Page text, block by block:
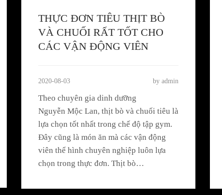
THỰC ĐƠN TIÊU THỊT BÒ
VÀ CHUỐI RẤT TỐT CHO
CÁC VẬN ĐỘNG VIÊN
2020-08-03 by admin
Theo chuyên gia dinh dưỡng
Nguyễn Mộc Lan, thịt bò và chuối tiêu là
lựa chọn tốt nhất trong chế độ tập gym.
Đây cũng là món ăn mà các vận động
viên thể hình chuyên nghiệp luôn lựa
chọn trong thực đơn. Thịt bò…